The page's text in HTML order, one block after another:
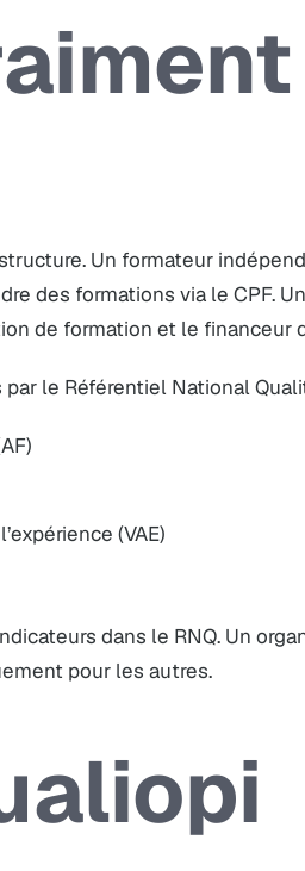
Un formateur
des formations via le CPF.
de formation et le financeur
le Référentiel National
(VAE)
dans le RNQ. Un
pour les autres.